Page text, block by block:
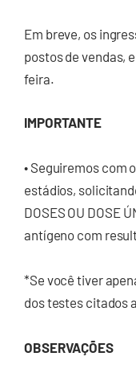
Em breve, os
postos de vendas,
feira.
IMPORTANTE
• Seguiremos com
estádios,
DOSES OU DOSE
antígeno com
*Se você tiver
dos testes citados
OBSERVAÇÕES